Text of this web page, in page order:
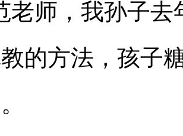
老师，我孙子
的方法，孩子